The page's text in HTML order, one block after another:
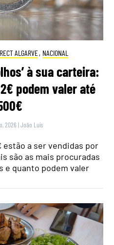
ALGARVE, NACIONAL
à sua carteira:
podem valer até
2026 |João Luís
estão a ser vendidas por
são as mais procuradas
e quanto podem valer